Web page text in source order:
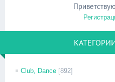
Club, Dance [892]